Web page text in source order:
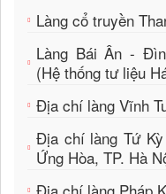
Làng cổ truyền
Làng Bái Ân -
(Hệ thống tư liệu
Địa chí làng Vĩnh
Địa chí làng Tứ
Ứng Hòa, TP. Hà